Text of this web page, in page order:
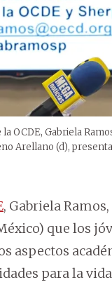
OCDE, Gabriela
Arellano (d),
, Gabriela
que los
aspectos
para la